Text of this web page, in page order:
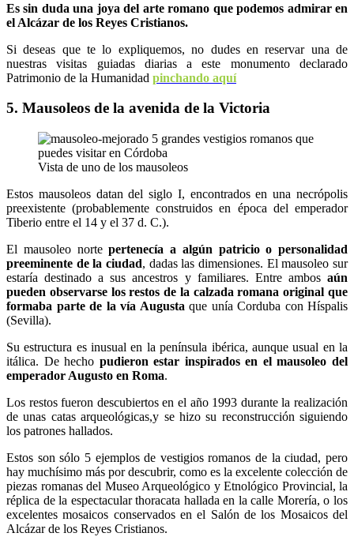
Es sin duda una joya del arte romano que podemos admirar en
el Alcázar de los Reyes Cristianos.
Si deseas que te lo expliquemos, no dudes en reservar una de
nuestras visitas guiadas diarias a este monumento declarado
Patrimonio de la Humanidad pinchando aquí
5. Mausoleos de la avenida de la Victoria
Vista de uno de los mausoleos
Estos mausoleos datan del siglo I, encontrados en una necrópolis
preexistente (probablemente construidos en época del emperador
Tiberio entre el 14 y el 37 d. C.).
El mausoleo nortepertenecía a algún patricio o personalidad
preeminente de la ciudad, dadas las dimensiones. El mausoleo sur
estaría destinado a sus ancestros y familiares. Entre ambos aún
pueden observarse los restos de la calzada romana original que
formaba parte de la vía Augusta que unía Corduba con Híspalis
(Sevilla).
Su estructura es inusual en la península ibérica, aunque usual en la
itálica. De hecho pudieron estar inspirados en el mausoleo del
emperador Augusto en Roma.
Los restos fueron descubiertos en el año 1993 durante la realización
de unas catas arqueológicas,y se hizo su reconstrucción siguiendo
los patrones hallados.
Estos son sólo 5 ejemplos de vestigios romanos de la ciudad, pero
hay muchísimo más por descubrir, como es la excelente colección de
piezas romanas del Museo Arqueológico y Etnológico Provincial, la
réplica de la espectacular thoracata hallada en la calle Morería, o los
excelentes mosaicos conservados en el Salón de los Mosaicos del
Alcázar de los Reyes Cristianos.